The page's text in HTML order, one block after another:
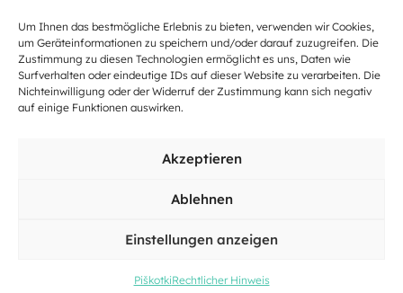
Um Ihnen das bestmögliche Erlebnis zu bieten, verwenden wir Cookies,
um Geräteinformationen zu speichern und/oder darauf zuzugreifen. Die
Zustimmung zu diesen Technologien ermöglicht es uns, Daten wie
Surfverhalten oder eindeutige IDs auf dieser Website zu verarbeiten. Die
Nichteinwilligung oder der Widerruf der Zustimmung kann sich negativ
auf einige Funktionen auswirken.
Akzeptieren
Ablehnen
Einstellungen anzeigen
PiškotkiRechtlicher Hinweis
Name
und
Nachname
Adresse